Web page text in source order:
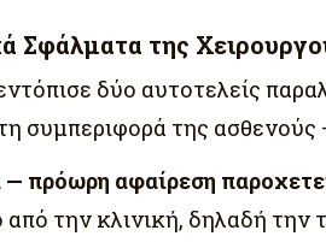
Σφάλματα της
δύο αυτοτελείς
συμπεριφορά της
πρόωρη αφαίρεση
την κλινική, δηλαδή την